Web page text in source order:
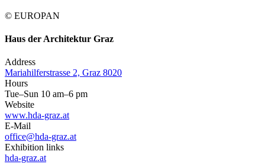
© EUROPAN
Haus der Architektur Graz
Address
Mariahilferstrasse 2, Graz 8020
Hours
Tue–Sun 10 am–6 pm
Website
www.hda-graz.at
E-Mail
office@hda-graz.at
Exhibition links
hda-graz.at